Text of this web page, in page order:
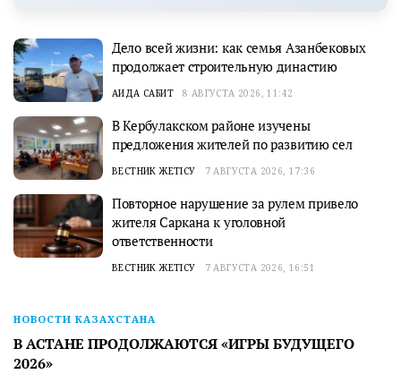
Дело всей жизни: как семья Азанбековых
продолжает строительную династию
АИДА САБИТ 8 АВГУСТА 2026, 11:42
В Кербулакском районе изучены
предложения жителей по развитию сел
ВЕСТНИК ЖЕТІСУ 7 АВГУСТА 2026, 17:36
Повторное нарушение за рулем привело
жителя Саркана к уголовной
ответственности
ВЕСТНИК ЖЕТІСУ 7 АВГУСТА 2026, 16:51
НОВОСТИ КАЗАХСТАНА
В АСТАНЕ ПРОДОЛЖАЮТСЯ «ИГРЫ БУДУЩЕГО
2026»